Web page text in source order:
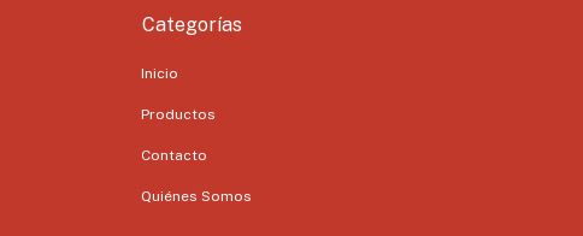
Categorías
Inicio
Productos
Contacto
Quiénes Somos